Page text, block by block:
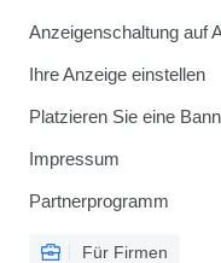
Anzeigenschaltung auf
Ihre Anzeige einstellen
Platzieren Sie eine
Impressum
Partnerprogramm
Für Firmen